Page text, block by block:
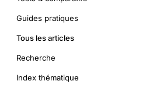
Guides pratiques
Tous les articles
Recherche
Index thématique